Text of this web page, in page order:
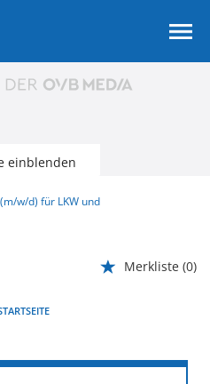
einblenden
w/d) für LKW und
Merkliste (0)